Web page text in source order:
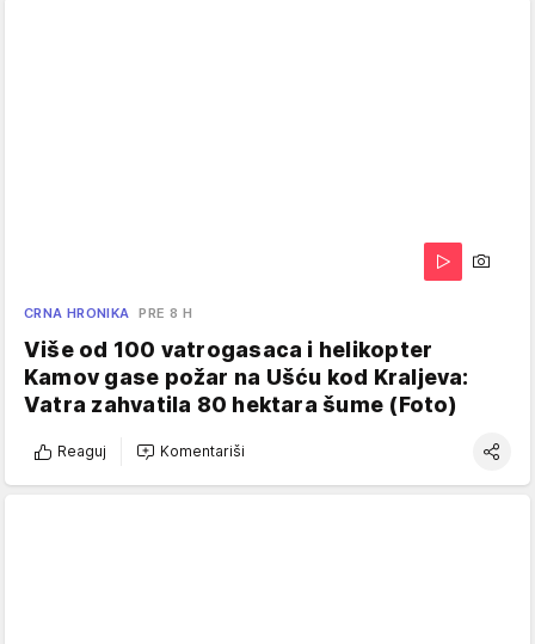
CRNA HRONIKA PRE 8 H
Više od 100 vatrogasaca i helikopter
Kamov gase požar na Ušću kod Kraljeva:
Vatra zahvatila 80 hektara šume (Foto)
Reaguj Komentariši